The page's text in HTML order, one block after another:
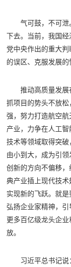
气可鼓，不可
下去。当前，我国
党中央作出的重大
的误区、克服发展的
推动高质量发
抓项目的势头不放
强，努力打造航空
产业，力争在人工
技术等领域取得突破
由小到大，成为引
创新的方向不偏移
典产业插上现代技术
实现新的飞跃。就
弘扬企业家精神，
更多百亿级龙头企
放。
习近平总书记